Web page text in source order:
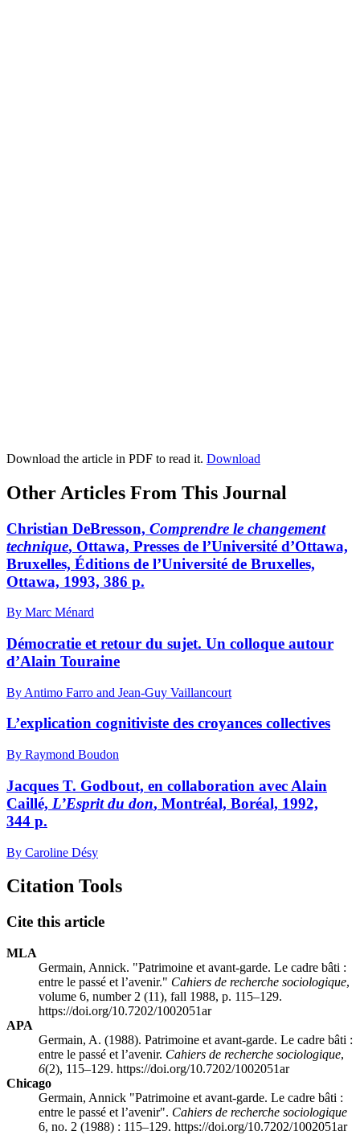
Download the article in PDF to read it. Download
Other Articles From This Journal
Christian DeBresson, Comprendre le changement
technique, Ottawa, Presses de l’Université d’Ottawa,
Bruxelles, Éditions de l’Université de Bruxelles,
Ottawa, 1993, 386 p.
By Marc Ménard
Démocratie et retour du sujet. Un colloque autour
d’Alain Touraine
By Antimo Farro and Jean-Guy Vaillancourt
L’explication cognitiviste des croyances collectives
By Raymond Boudon
Jacques T. Godbout, en collaboration avec Alain
Caillé, L’Esprit du don, Montréal, Boréal, 1992,
344 p.
By Caroline Désy
Citation Tools
Cite this article
MLA
Germain, Annick. "Patrimoine et avant-garde. Le cadre bâti :
entre le passé et l’avenir." Cahiers de recherche sociologique,
volume 6, number 2 (11), fall 1988, p. 115–129.
https://doi.org/10.7202/1002051ar
APA
Germain, A. (1988). Patrimoine et avant-garde. Le cadre bâti :
entre le passé et l’avenir. Cahiers de recherche sociologique,
6(2), 115–129. https://doi.org/10.7202/1002051ar
Chicago
Germain, Annick "Patrimoine et avant-garde. Le cadre bâti :
entre le passé et l’avenir". Cahiers de recherche sociologique
6, no. 2 (1988) : 115–129. https://doi.org/10.7202/1002051ar